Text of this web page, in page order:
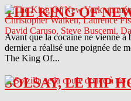
THE KING OF
Avant que la cocaïne ne vienne à
dernier a réalisé une poignée de
The King Of...
SOLSAY, LE HIP